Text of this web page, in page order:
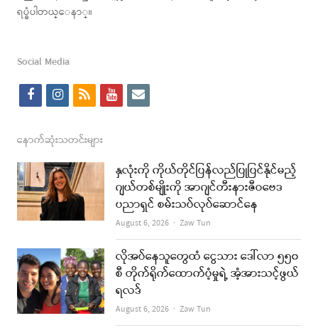
ရပ္ခံပါတယ္ေနာ္။
Social Media
f
c
e
b
o
k
i
s
t
a
g
a
m
r
s
y
t
u
b
e
e
i
l
နောက်ဆုံးသတင်းများ
နှလုံးကို ကိုယ်တိုင်ပြန်လည်ပြုပြင်နိုင်မည့်
ဂျယ်တစ်မျိုးကို အာဂျင်တီးနားဇီဝဗေဒ
ပညာရှင် စမ်းသပ်လုပ်ဆောင်နေ
August 6, 2026 Author
Zaw Tun
လိုအပ်နေသူတွေထံ ငွေသား ဒေါ်လာ ၅၅၀
စီ တိုက်ရိုက်ထောက်ပံ့မှုရဲ့ အံ့အားသင့်ဖွယ်
ရလဒ်
August 6, 2026 Author
Zaw Tun